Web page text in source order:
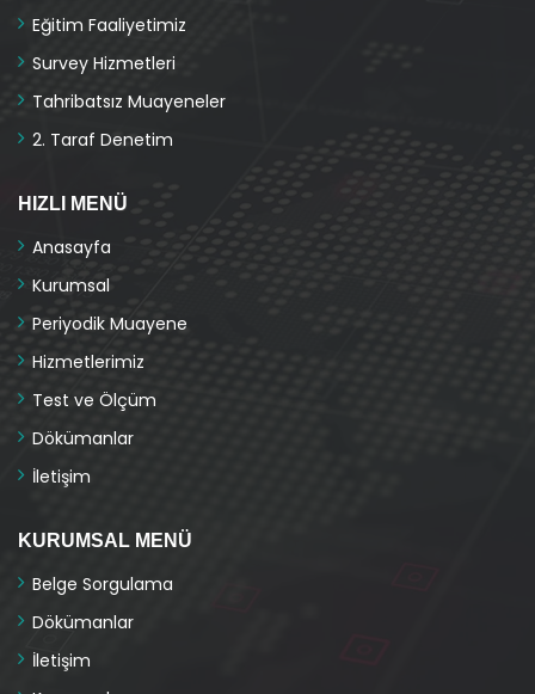
Eğitim Faaliyetimiz
Survey Hizmetleri
Tahribatsız Muayeneler
2. Taraf Denetim
HIZLI MENÜ
Anasayfa
Kurumsal
Periyodik Muayene
Hizmetlerimiz
Test ve Ölçüm
Dökümanlar
İletişim
KURUMSAL MENÜ
Belge Sorgulama
Dökümanlar
İletişim